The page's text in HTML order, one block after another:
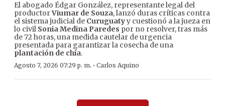
El abogado Édgar González, representante legal del
productorViumar de Souza, lanzó duras críticas contra
el sistema judicial de Curuguatyy cuestionó a la jueza en
lo civil Sonia Medina Paredes por no resolver, tras más
de 72 horas, una medida cautelar de urgencia
presentada para garantizar la cosecha de una
plantación de chía.
Agosto 7, 2026 07:29 p. m. · Carlos Aquino